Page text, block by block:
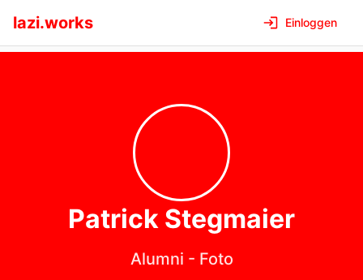
lazi.works Einloggen
Patrick Stegmaier
Alumni - Foto